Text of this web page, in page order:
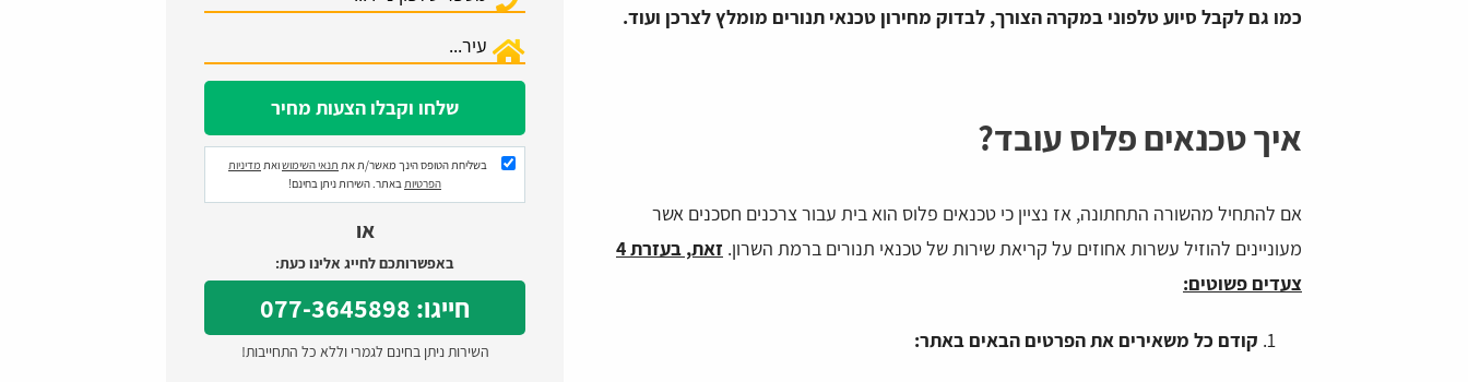
כמו גם לקבל סיוע טלפוני במקרה הצורך, לבדוק מחירון טכנאי תנורים מומלץ לצרכן ועוד.
איך טכנאים פלוס עובד?
אם להתחיל מהשורה התחתונה, אז נציין כי טכנאים פלוס הוא בית עבור צרכנים חסכנים אשר
מעוניינים להוזיל עשרות אחוזים על קריאת שירות של טכנאי תנורים ברמת השרון.
זאת, בעזרת 4
צעדים פשוטים:
קודם כל משאירים את הפרטים הבאים באתר:
בשליחת הטופס הינך מאשר/ת את תנאי השימושואת מדיניות
הפרטיות באתר. השירות ניתן בחינם!
או
באפשרותכם לחייג אלינו כעת:
חייגו: 077-3645898
השירות ניתן בחינם לגמרי וללא כל התחייבות!